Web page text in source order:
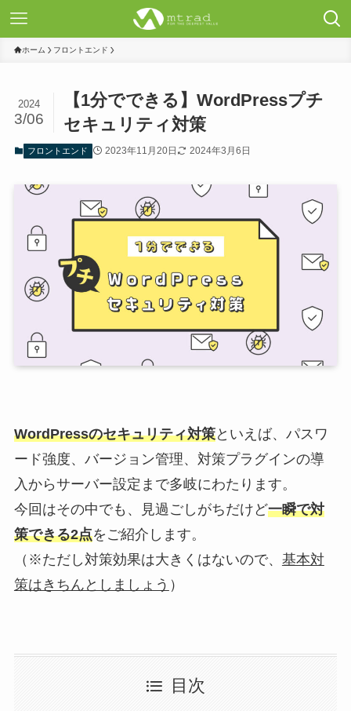
ホーム フロントエンド
【1分でできる】WordPressプチ
セキュリティ対策
2024
3/06
フロントエンド 2023年11月20日 2024年3月6日
WordPressのセキュリティ対策といえば、パスワ
ード強度、バージョン管理、対策プラグインの導
入からサーバー設定まで多岐にわたります。
今回はその中でも、見過ごしがちだけど一瞬で対
策できる2点をご紹介します。
（※ただし対策効果は大きくはないので、 基本対
策はきちんとしましょう ）
目次